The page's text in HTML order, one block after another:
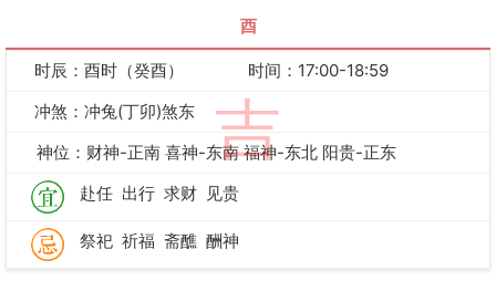
酉
吉
时辰：酉时（癸酉）
时间：17:00-18:59
冲煞：冲兔(丁卯)煞东
神位：财神-正南 喜神-东南 福神-东北 阳贵-正东
赴任 出行 求财 见贵
祭祀 祈福 斋醮 酬神